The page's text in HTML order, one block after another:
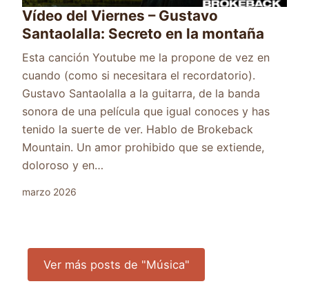
Vídeo del Viernes – Gustavo
Santaolalla: Secreto en la montaña
Esta canción Youtube me la propone de vez en
cuando (como si necesitara el recordatorio).
Gustavo Santaolalla a la guitarra, de la banda
sonora de una película que igual conoces y has
tenido la suerte de ver. Hablo de Brokeback
Mountain. Un amor prohibido que se extiende,
doloroso y en…
marzo 2026
Ver más posts de "Música"